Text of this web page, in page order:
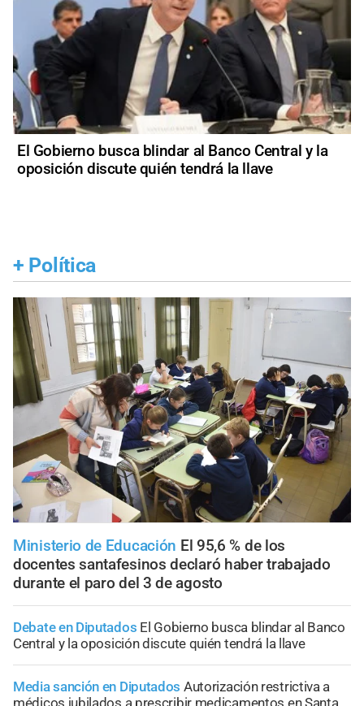
El Gobierno busca blindar al Banco Central y la
oposición discute quién tendrá la llave
+ Política
Ministerio de Educación El 95,6 % de los
docentes santafesinos declaró haber trabajado
durante el paro del 3 de agosto
Debate en Diputados El Gobierno busca blindar al Banco
Central y la oposición discute quién tendrá la llave
Media sanción en Diputados Autorización restrictiva a